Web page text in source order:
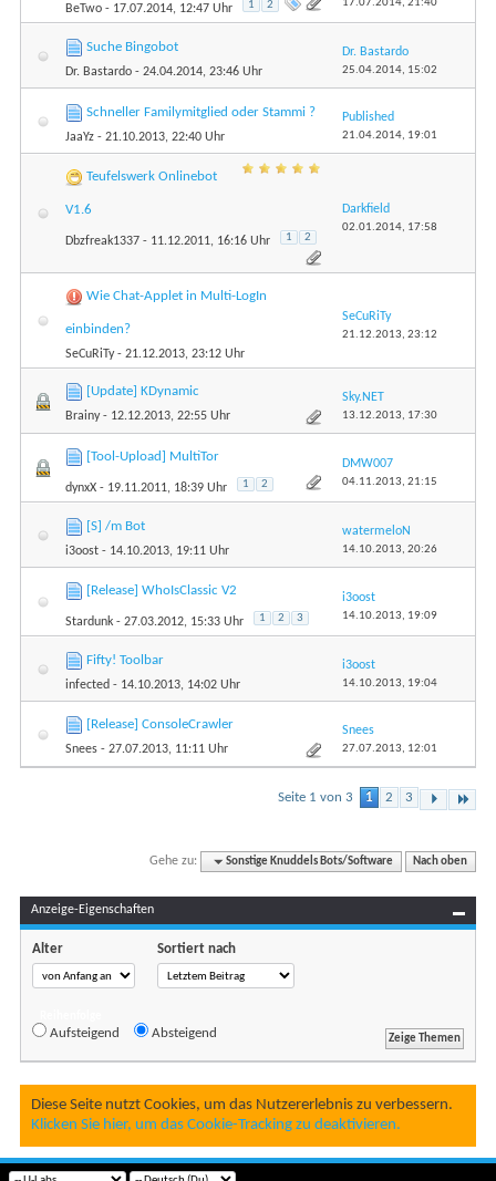
BeTwo - 17.07.2014, 12:47 Uhr 1 2
Suche Bingobot
Dr. Bastardo - 24.04.2014, 23:46 Uhr
Dr. Bastardo
25.04.2014, 15:02
Schneller Familymitglied oder Stammi ?
JaaYz - 21.10.2013, 22:40 Uhr
Published
21.04.2014, 19:01
Teufelswerk Onlinebot
V1.6
Dbzfreak1337 - 11.12.2011, 16:16 Uhr 1 2
Darkfield
02.01.2014, 17:58
Wie Chat-Applet in Multi-LogIn
einbinden?
SeCuRiTy- 21.12.2013, 23:12 Uhr
SeCuRiTy
21.12.2013, 23:12
[Update] KDynamic
Brainy- 12.12.2013, 22:55 Uhr
Sky.NET
13.12.2013, 17:30
[Tool-Upload] MultiTor
dynxX - 19.11.2011, 18:39 Uhr 1 2
DMW007
04.11.2013, 21:15
[S] /m Bot
i3oost - 14.10.2013, 19:11 Uhr
watermeloN
14.10.2013, 20:26
[Release] WhoIsClassic V2
Stardunk - 27.03.2012, 15:33 Uhr 1 2 3
i3oost
14.10.2013, 19:09
Fifty! Toolbar
infected - 14.10.2013, 14:02 Uhr
i3oost
14.10.2013, 19:04
[Release] ConsoleCrawler
Snees - 27.07.2013, 11:11 Uhr
Snees
27.07.2013, 12:01
Seite 1 von 3 1 2 3
Gehe zu: Sonstige Knuddels Bots/Software Nach oben
Anzeige-Eigenschaften
Alter Sortiert nach
Aufsteigend Absteigend
Diese Seite nutzt Cookies, um das Nutzererlebnis zu verbessern.
Klicken Sie hier, um das Cookie-Tracking zu deaktivieren.